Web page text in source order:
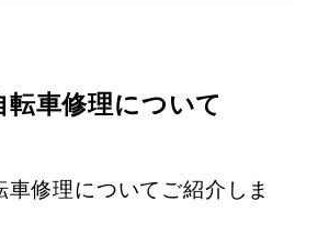
車修理について
車修理についてご紹介しま